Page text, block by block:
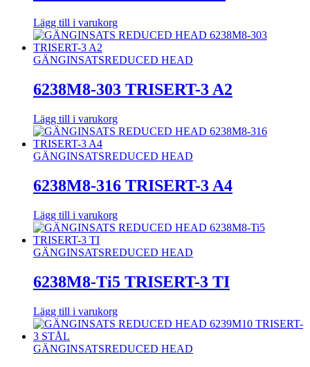
Lägg till i varukorg
GÄNGINSATSREDUCED HEAD
6238M8-303 TRISERT-3 A2
Lägg till i varukorg
GÄNGINSATSREDUCED HEAD
6238M8-316 TRISERT-3 A4
Lägg till i varukorg
GÄNGINSATSREDUCED HEAD
6238M8-Ti5 TRISERT-3 TI
Lägg till i varukorg
GÄNGINSATSREDUCED HEAD